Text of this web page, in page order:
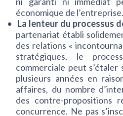
économique de l’entreprise.
La lenteur du processus
partenariat établi
des relations «
stratégiques, le
commerciale peut
plusieurs années en
affaires, du nombre
des contre-propositions
concurrence. Ne pas